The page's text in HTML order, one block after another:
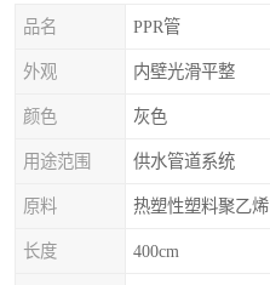
品名 PPR管
外观 内壁光滑平整
颜色 灰色
用途范围 供水管道系统
原料 热塑性塑料聚乙烯
长度 400cm